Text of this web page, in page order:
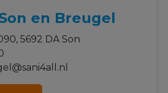
en Breugel
5692 DA Son